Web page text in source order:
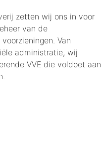
zetten wij ons in voor
van de
Van
administratie, wij
VVE die voldoet aan